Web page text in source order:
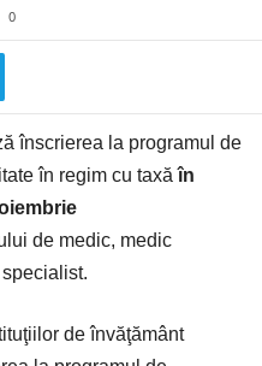
0
înscrierea la programul de
în regim cu taxăîn
de medic, medic
.
de învăţământ